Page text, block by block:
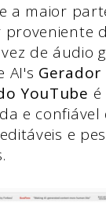
a maior
de áudio
AI's Gerador
YouTube
e
e